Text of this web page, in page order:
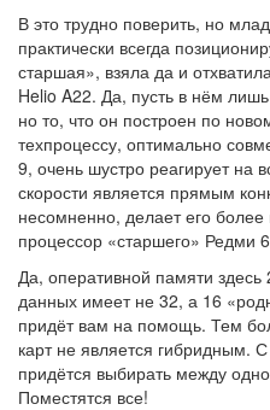
В это трудно поверить, но
практически всегда
старшая», взяла да и
Helio A22. Да, пусть в нём
но то, что он построен по
техпроцессу, оптимально
9, очень шустро реагирует на
скорости является прямым
несомненно, делает его
процессор «старшего» Редми
Да, оперативной памяти
данных имеет не 32, а 16
придёт вам на помощь. Тем
карт не является гибридным.
придётся выбирать между
Поместятся все!